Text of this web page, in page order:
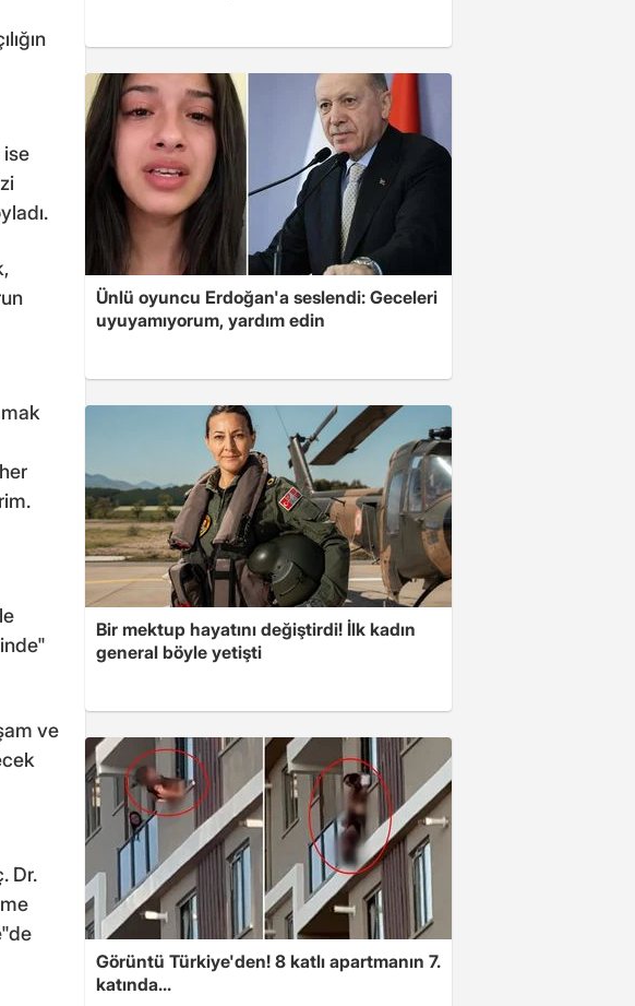
ise
ve
Dr.
Ünlü oyuncu Erdoğan'a seslendi: Geceleri
uyuyamıyorum, yardım edin
Bir mektup hayatını değiştirdi! İlk kadın
general böyle yetişti
Görüntü Türkiye'den! 8 katlı apartmanın 7.
katında...